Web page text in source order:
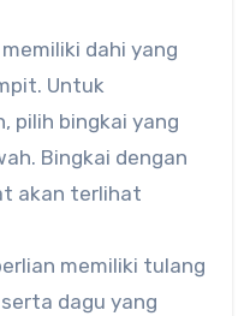
dahi yang
Untuk
pilih bingkai yang
Bingkai dengan
akan terlihat
memiliki tulang
dagu yang